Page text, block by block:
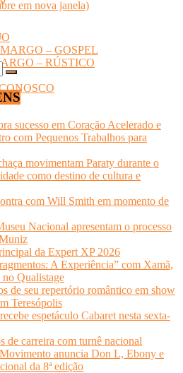
– GOSPEL
– RÚSTICO
em nova janela)
sucesso em Coração Acelerado e
com Pequenos Trabalhos para
movimentam Paraty durante o
como destino de cultura e
com Will Smith em momento de
Nacional apresentam o processo
da Expert XP 2026
A Experiência” com Xamã,
Qualistage
de seu repertório romântico em show
Teresópolis
espetáculo Cabaret nesta sexta-
de carreira com turnê nacional
anuncia Don L, Ebony e
da 8ª edição